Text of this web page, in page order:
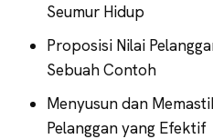
Seumur Hidup
Proposisi Nilai
Sebuah Contoh
Menyusun dan
Pelanggan yang Efektif